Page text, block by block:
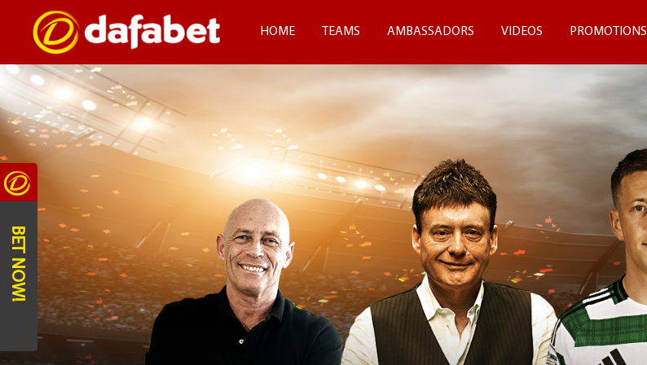
HOME TEAMS AMBASSADORS VIDEOS PROMOTIONS
BET NOW!